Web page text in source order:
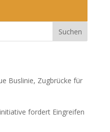
Buslinie, Zugbrücke für
fordert Eingreifen